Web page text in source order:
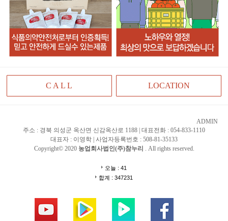
C A L L LOCATION
ADMIN
주소 : 경북 의성군 옥산면 신감옥산로 1188 | 대표전화 : 054-833-1110
대표자 : 이영학 | 사업자등록번호 : 508-81-35133
Copyright© 2020 농업회사법인(주)참누리 . All rights reserved.
오늘 : 41
합계 : 347231